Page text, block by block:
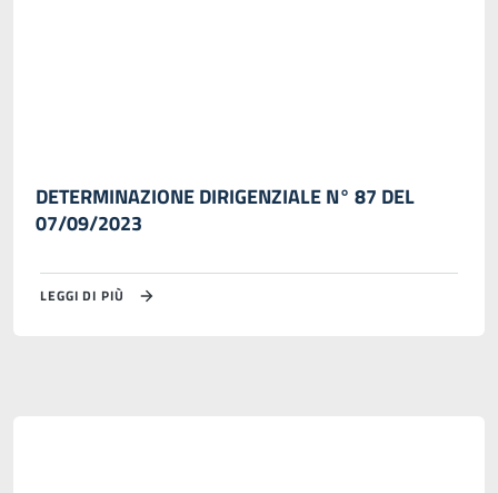
DETERMINAZIONE DIRIGENZIALE N° 87 DEL
07/09/2023
LEGGI DI PIÙ